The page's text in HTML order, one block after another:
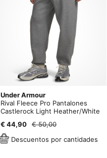
Under Armour
Rival Fleece Pro Pantalones
Castlerock Light Heather/White
€ 44,90
€ 50,00
Descuentos por cantidades